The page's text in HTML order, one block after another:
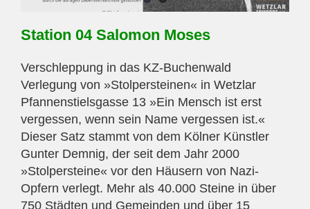
Station 04 Salomon Moses
Verschleppung in das KZ-Buchenwald
Verlegung von »Stolpersteinen« in Wetzlar
Pfannenstielsgasse 13 »Ein Mensch ist erst
vergessen, wenn sein Name vergessen ist.«
Dieser Satz stammt von dem Kölner Künstler
Gunter Demnig, der seit dem Jahr 2000
»Stolpersteine« vor den Häusern von Nazi-
Opfern verlegt. Mehr als 40.000 Steine in über
750 Städten und Gemeinden und über 15